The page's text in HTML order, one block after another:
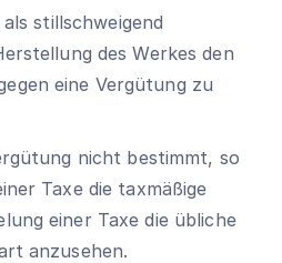
stillschweigend
des Werkes den
eine Vergütung zu
nicht bestimmt, so
Taxe die taxmäßige
einer Taxe die übliche
anzusehen.